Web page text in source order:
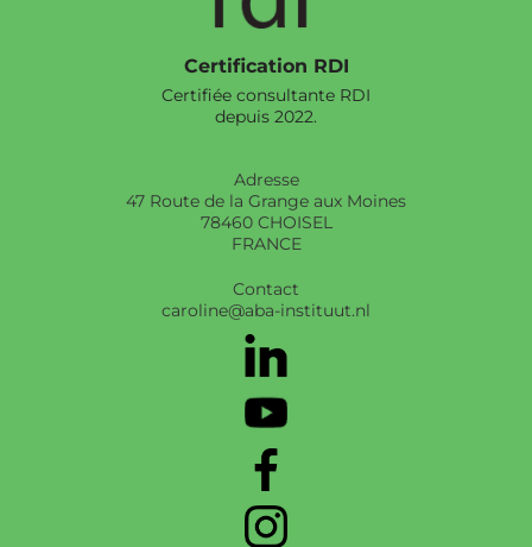
Certification RDI
Certifiée consultante RDI
depuis 2022.
Adresse
47 Route de la Grange aux Moines
78460 CHOISEL
FRANCE
Contact
caroline@aba-instituut.nl